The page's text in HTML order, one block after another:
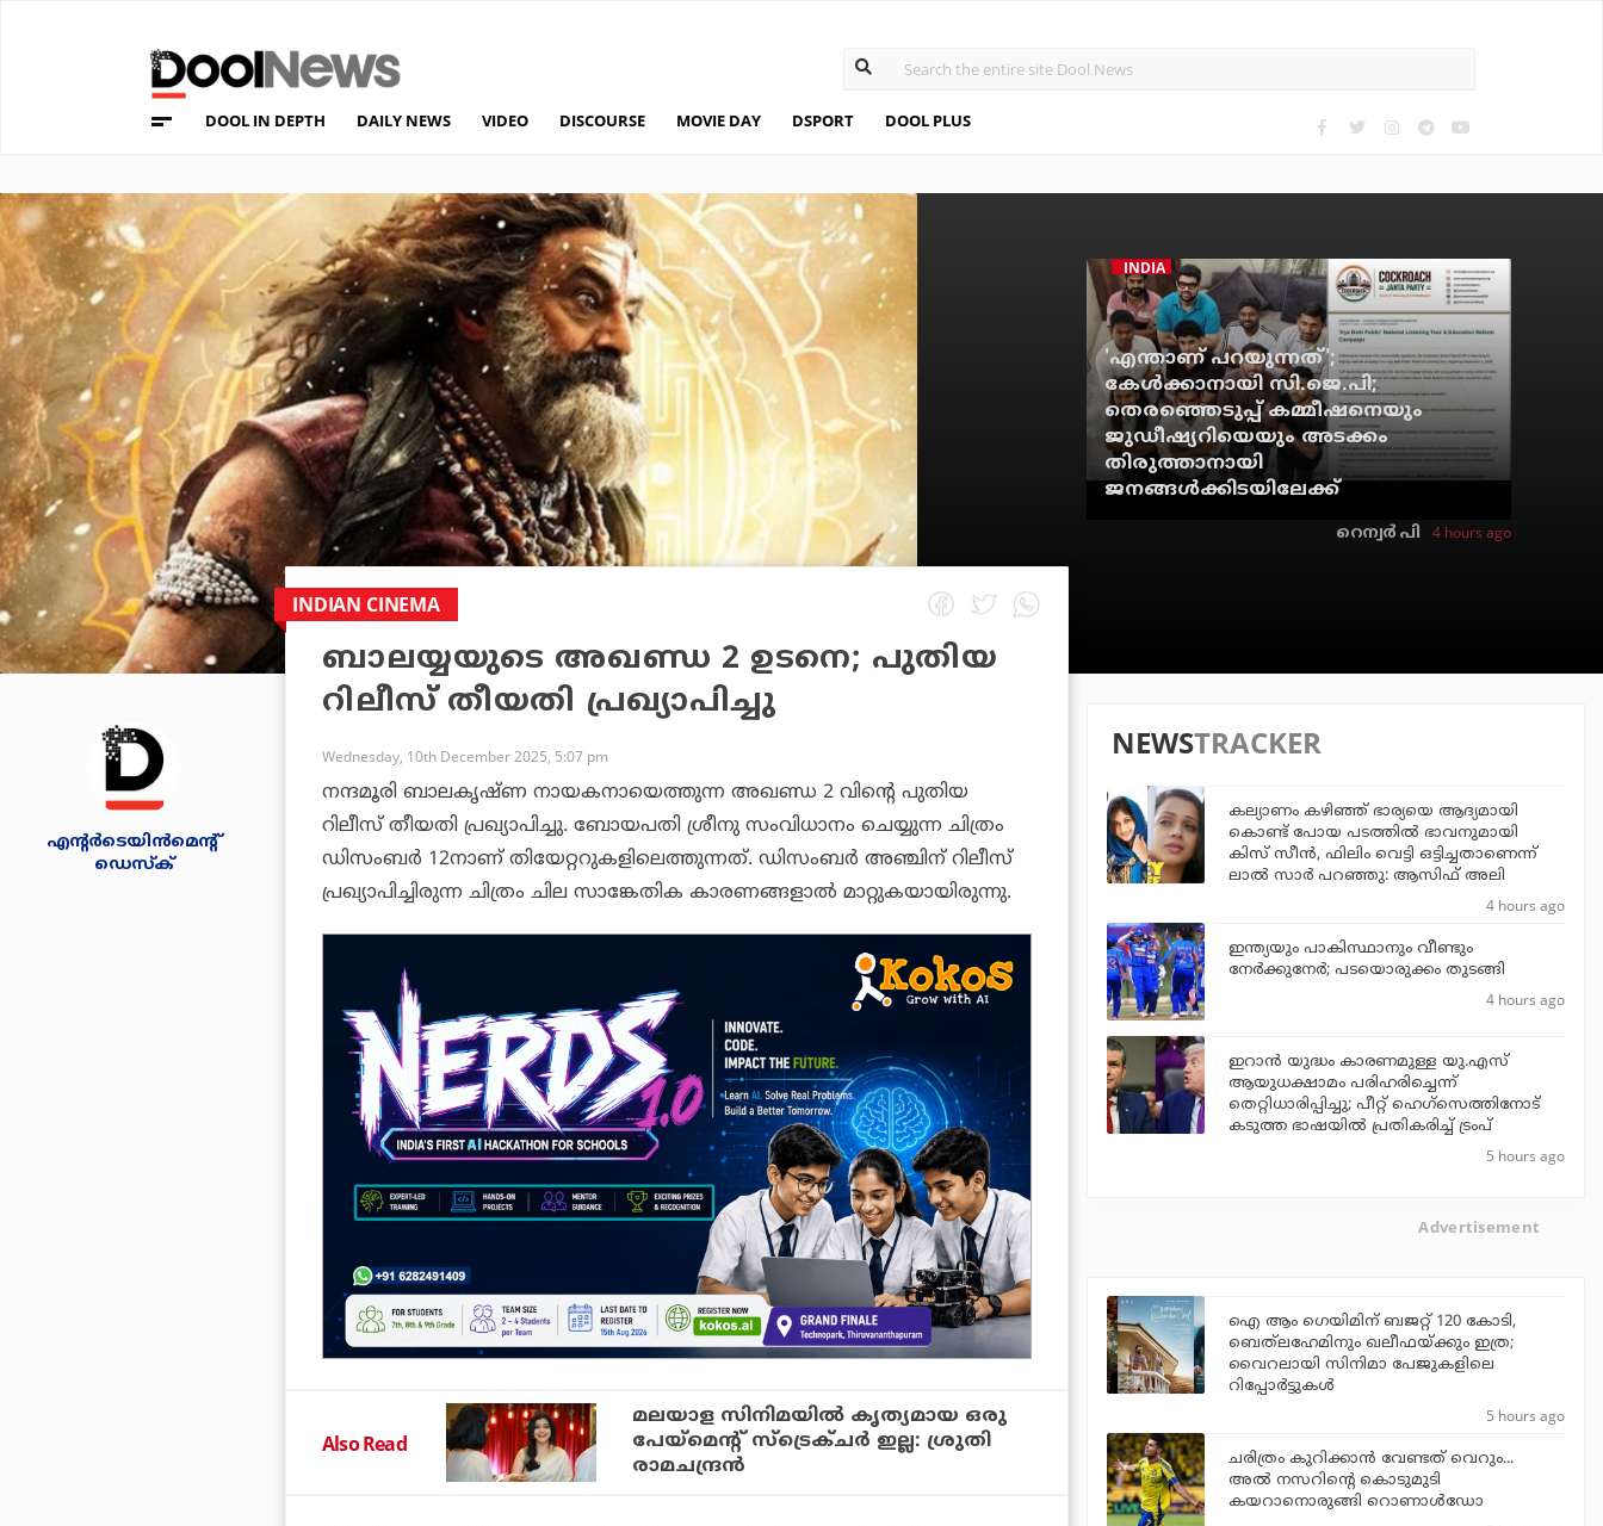
DOOL IN DEPTH DAILY NEWS VIDEO DISCOURSE MOVIE DAY DSPORT DOOL PLUS
INDIA
'എന്താണ് പറയുന്നത്';
കേള്‍ക്കാനായി സി.ജെ.പി;
തെരഞ്ഞെടുപ്പ് കമ്മീഷനെയും
ജുഡീഷ്യറിയെയും അടക്കം
തിരുത്താനായി
ജനങ്ങള്‍ക്കിടയിലേക്ക്
റെന്വര്‍ പി 4 hours ago
എന്റര്‍ടെയിന്‍മെന്റ്
ഡെസ്‌ക്
INDIAN CINEMA
ബാലയ്യയുടെ അഖണ്ഡ 2 ഉടനെ; പുതിയ
റിലീസ് തീയതി പ്രഖ്യാപിച്ചു
Wednesday, 10th December 2025, 5:07 pm
നന്ദമൂരി ബാലകൃഷ്ണ നായകനായെത്തുന്ന അഖണ്ഡ 2 വിന്റെ പുതിയ
റിലീസ് തീയതി പ്രഖ്യാപിച്ചു. ബോയപതി ശ്രീനു സംവിധാനം ചെയ്യുന്ന ചിത്രം
ഡിസംബര്‍ 12നാണ് തിയേറ്ററുകളിലെത്തുന്നത്. ഡിസംബര്‍ അഞ്ചിന് റിലീസ്
പ്രഖ്യാപിച്ചിരുന്ന ചിത്രം ചില സാങ്കേതിക കാരണങ്ങളാല്‍ മാറ്റുകയായിരുന്നു.
Also Read
മലയാള സിനിമയിൽ കൃത്യമായ ഒരു
പേയ്‌മെന്റ് സ്‌ട്രെക്ചര്‍ ഇല്ല: ശ്രുതി
രാമചന്ദ്രൻ
NEWSTRACKER
കല്യാണം കഴിഞ്ഞ് ഭാര്യയെ ആദ്യമായി
കൊണ്ട് പോയ പടത്തില്‍ ഭാവനുമായി
കിസ് സീന്‍, ഫിലിം വെട്ടി ഒട്ടിച്ചതാണെന്ന്
ലാല്‍ സാര്‍ പറഞ്ഞു: ആസിഫ് അലി
4 hours ago
ഇന്ത്യയും പാകിസ്ഥാനും വീണ്ടും
നേര്‍ക്കുനേര്‍; പടയൊരുക്കം തുടങ്ങി
4 hours ago
ഇറാന്‍ യുദ്ധം കാരണമുള്ള യു.എസ്
ആയുധക്ഷാമം പരിഹരിച്ചെന്ന്
തെറ്റിധാരിപ്പിച്ചു; പീറ്റ് ഹെഗ്‌സെത്തിനോട്
കടുത്ത ഭാഷയില്‍ പ്രതികരിച്ച് ട്രംപ്
5 hours ago
Advertisement
ഐ ആം ഗെയിമിന് ബജറ്റ് 120 കോടി,
ബെത്‌ലഹേമിനും ഖലീഫയ്ക്കും ഇത്ര;
വൈറലായി സിനിമാ പേജുകളിലെ
റിപ്പോര്‍ട്ടുകള്‍
5 hours ago
ചരിത്രം കുറിക്കാന്‍ വേണ്ടത് വെറും...
അല്‍ നസറിന്റെ കൊടുമുടി
കയറാനൊരുങ്ങി റൊണാള്‍ഡോ